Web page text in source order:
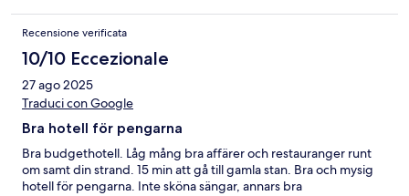
Recensione verificata
10/10 Eccezionale
27 ago 2025
Traduci con Google
Bra hotell för pengarna
Bra budgethotell. Låg mång bra affärer och restauranger runt
om samt din strand. 15 min att gå till gamla stan. Bra och mysig
hotell för pengarna. Inte sköna sängar, annars bra